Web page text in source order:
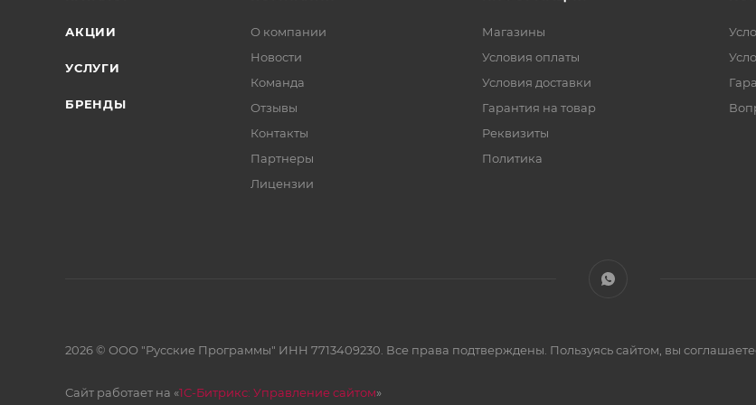
АКЦИИ
УСЛУГИ
БРЕНДЫ
О компании
Новости
Команда
Отзывы
Контакты
Партнеры
Лицензии
Магазины
Условия оплаты
Условия доставки
Гарантия на товар
Реквизиты
Политика
2026 © ООО "Русские Программы" ИНН 7713409230. Все права подтверждены. Пользуясь сайтом, вы
Сайт работает на «1С-Битрикс: Управление сайтом»